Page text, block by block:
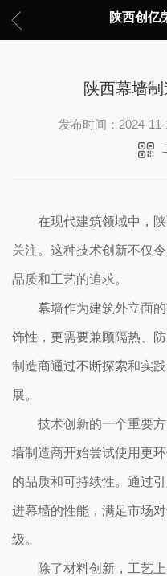
陕西创亿
陕西幕墙
发布时间：2024-11-
在现代建筑领域中，
关注。这种技术创新不仅
品质和工艺的追求。
幕墙作为建筑外立面
饰性，更需要兼顾隔热、
制造商通过不断探索和实
展。
技术创新的一个重要
墙制造商开始尝试使用更
的品质和可持续性。通过
进幕墙的性能，满足市场
级。
除了材料创新，工艺